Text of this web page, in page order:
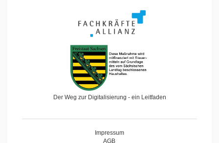
Der Weg zur Digitalisierung - ein Leitfaden
Impressum
AGB